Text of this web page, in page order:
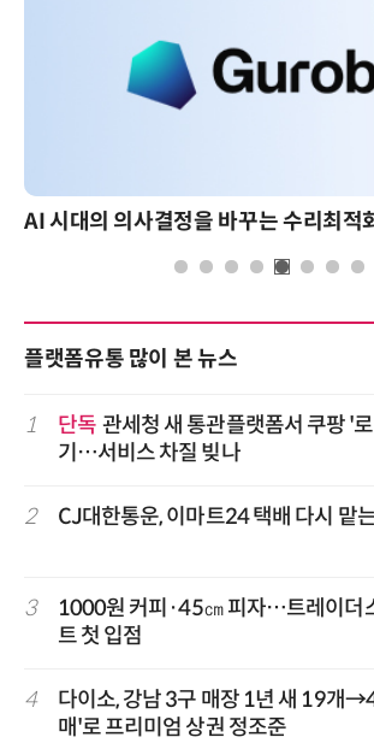
플랫폼유통 많이 본 뉴스
1 단독 관세청 새 통관플랫폼서 쿠팡 '
기…서비스 차질 빚나
2 CJ대한통운, 이마트24 택배 다시 맡
3
1000원 커피·45㎝ 피자…트레이더
트 첫 입점
4
다이소, 강남 3구 매장 1년 새 19개
매'로 프리미엄 상권 정조준